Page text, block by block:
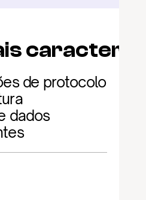
de protocolo
dados